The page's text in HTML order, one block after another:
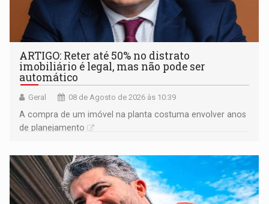
ARTIGO: Reter até 50% no distrato
imobiliário é legal, mas não pode ser
automático
Geral 08 de Agosto de 2026 às 10:39
A compra de um imóvel na planta costuma envolver anos
de planejamento